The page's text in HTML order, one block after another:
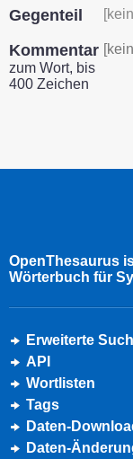
Gegenteil
Kommentar
zum Wort, bis
400 Zeichen
OpenThesaurus
Wörterbuch für
Erweiterte
API
Wortlisten
Tags
Daten-
Daten-